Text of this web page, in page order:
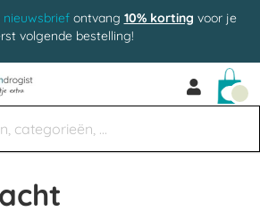
nieuwsbriefontvang 10% korting voor je
volgende bestelling!